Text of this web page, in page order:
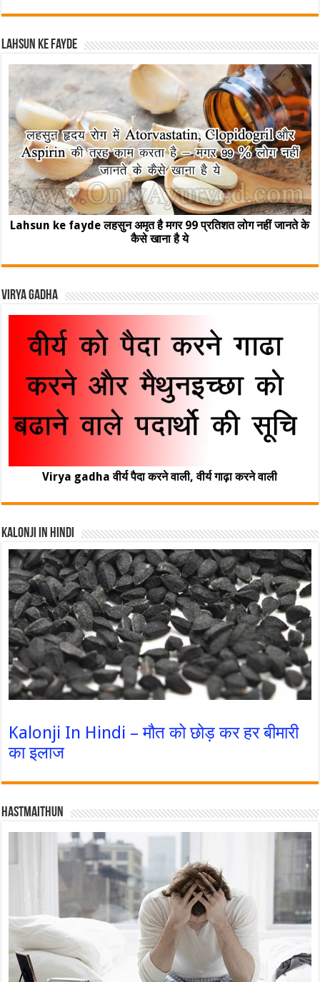
Lahsun ke fayde
Lahsun ke fayde लहसुन अमृत है मगर 99 प्रतिशत लोग नहीं जानते के
कैसे खाना है ये
Virya Gadha
Virya gadha वीर्य पैदा करने वाली, वीर्य गाढ़ा करने वाली
Kalonji In Hindi
Kalonji In Hindi – मौत को छोड़ कर हर बीमारी
का इलाज
Hastmaithun